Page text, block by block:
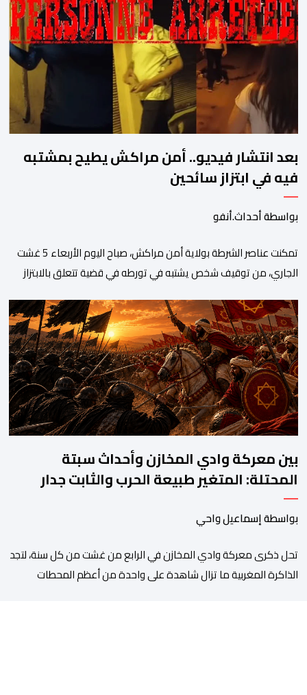
مختلف التخصصات والخبرات الشرعية، بما فيها فروع البيولوجيا والكيمياء،
وتدقيق وفحص الوثائق، والحرائق والمتفجرات، وكذا الآثار الرقمية
والمخدرات والمواد السمومية.وكانت المنظمة الأمريكية للاعتماد
والتقييس ″The ANSI National Accreditation Board″، المختصة […]
بعد انتشار فيديو.. أمن مراكش يطيح بمشتبه
فيه في ابتزاز سائحين
بواسطة أحداث.أنفو
تمكنت عناصر الشرطة بولاية أمن مراكش، صباح اليوم الأربعاء 5 غشت
الجاري، من توقيف شخص يشتبه في تورطه في قضية تتعلق بالابتزاز
سائحين أجنبيين للابتزاز بالمدينة العتيقة بمراكش، وطالبهما بمبلغ مالي
غير مستحق بدعوى ممارسة نشاط مرتبط بالإرشاد السياحي بدون
رخصة، وهي الأفعال الإجرامية التي […]
بين معركة وادي المخازن وأحداث سبتة
المحتلة: المتغير طبيعة الحرب والثابت جدار
الصد الوطني
بواسطة إسماعيل واحي
تحل ذكرى معركة وادي المخازن في الرابع من غشت من كل سنة، لتجد
الذاكرة المغربية ما تزال شاهدة على واحدة من أعظم المحطات